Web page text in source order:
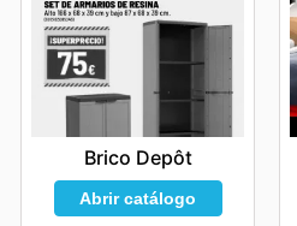
Brico Depôt
Abrir catálogo